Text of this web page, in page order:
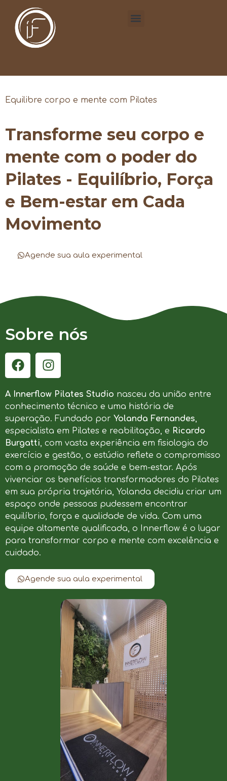
Equilibre corpo e mente com Pilates
Transforme seu corpo e
mente com o poder do
Pilates - Equilíbrio, Força
e Bem-estar em Cada
Movimento
Agende sua aula experimental
Sobre nós
A Innerflow Pilates Studio nasceu da união entre
conhecimento técnico e uma história de
superação. Fundado por Yolanda Fernandes,
especialista em Pilates e reabilitação, e Ricardo
Burgatti, com vasta experiência em fisiologia do
exercício e gestão, o estúdio reflete o compromisso
com a promoção de saúde e bem-estar. Após
vivenciar os benefícios transformadores do Pilates
em sua própria trajetória, Yolanda decidiu criar um
espaço onde pessoas pudessem encontrar
equilíbrio, força e qualidade de vida. Com uma
equipe altamente qualificada, o Innerflow é o lugar
para transformar corpo e mente com excelência e
cuidado.
Agende sua aula experimental